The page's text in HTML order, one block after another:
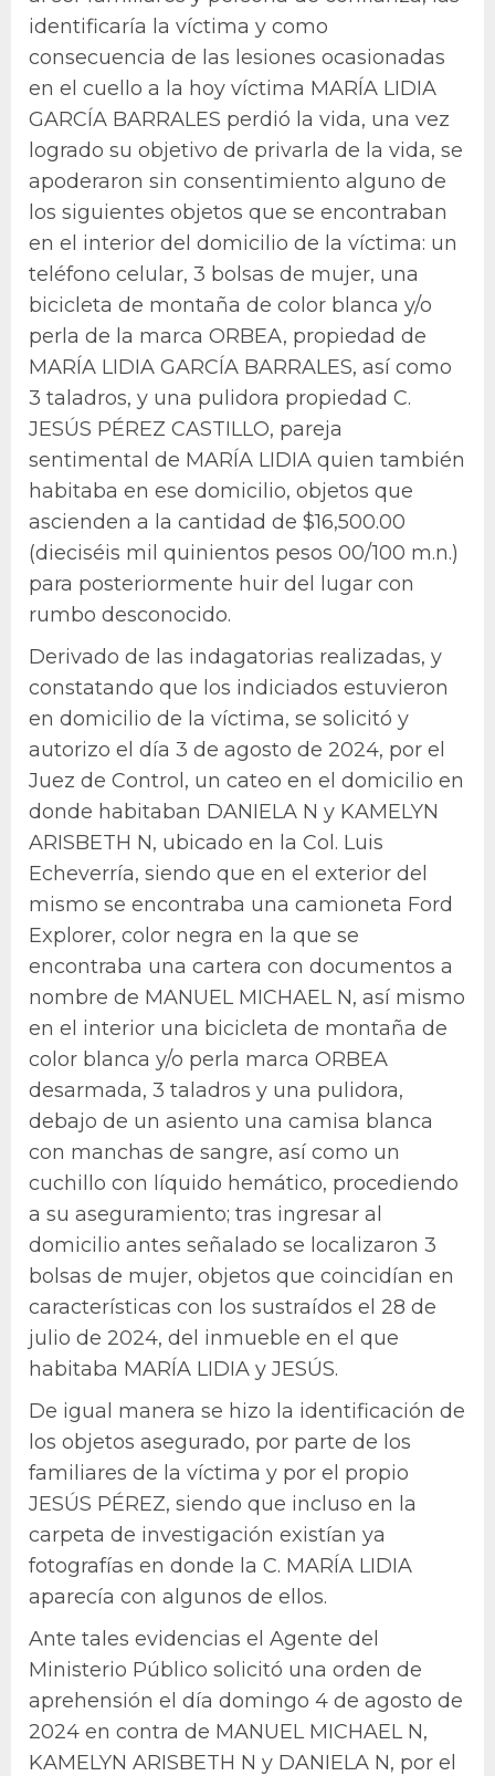
identificaría la víctima y como
consecuencia de las lesiones ocasionadas
en el cuello a la hoy víctima MARÍA LIDIA
GARCÍA BARRALES perdió la vida, una vez
logrado su objetivo de privarla de la vida, se
apoderaron sin consentimiento alguno de
los siguientes objetos que se encontraban
en el interior del domicilio de la víctima: un
teléfono celular, 3 bolsas de mujer, una
bicicleta de montaña de color blanca y/o
perla de la marca ORBEA, propiedad de
MARÍA LIDIA GARCÍA BARRALES, así como
3 taladros, y una pulidora propiedad C.
JESÚS PÉREZ CASTILLO, pareja
sentimental de MARÍA LIDIA quien también
habitaba en ese domicilio, objetos que
ascienden a la cantidad de $16,500.00
(dieciséis mil quinientos pesos 00/100 m.n.)
para posteriormente huir del lugar con
rumbo desconocido.
Derivado de las indagatorias realizadas, y
constatando que los indiciados estuvieron
en domicilio de la víctima, se solicitó y
autorizo el día 3 de agosto de 2024, por el
Juez de Control, un cateo en el domicilio en
donde habitaban DANIELA N y KAMELYN
ARISBETH N, ubicado en la Col. Luis
Echeverría, siendo que en el exterior del
mismo se encontraba una camioneta Ford
Explorer, color negra en la que se
encontraba una cartera con documentos a
nombre de MANUEL MICHAEL N, así mismo
en el interior una bicicleta de montaña de
color blanca y/o perla marca ORBEA
desarmada, 3 taladros y una pulidora,
debajo de un asiento una camisa blanca
con manchas de sangre, así como un
cuchillo con líquido hemático, procediendo
a su aseguramiento; tras ingresar al
domicilio antes señalado se localizaron 3
bolsas de mujer, objetos que coincidían en
características con los sustraídos el 28 de
julio de 2024, del inmueble en el que
habitaba MARÍA LIDIA y JESÚS.
De igual manera se hizo la identificación de
los objetos asegurado, por parte de los
familiares de la víctima y por el propio
JESÚS PÉREZ, siendo que incluso en la
carpeta de investigación existían ya
fotografías en donde la C. MARÍA LIDIA
aparecía con algunos de ellos.
Ante tales evidencias el Agente del
Ministerio Público solicitó una orden de
aprehensión el día domingo 4 de agosto de
2024 en contra de MANUEL MICHAEL N,
KAMELYN ARISBETH N y DANIELA N, por el